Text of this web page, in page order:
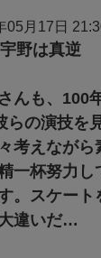
05月17日
野は真逆
んも、100
らの演技を
考えながら
一杯努力し
。スケート
違いだ…